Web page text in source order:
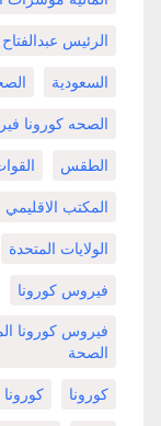
الرئيس
السعودية
الصحه كورونا
الطقس
المكتب
الولايات المتحدة
فيروس كورونا
فيروس كورونا
الصحة
كورونا